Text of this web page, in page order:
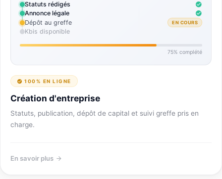
Statuts rédigés
Annonce légale
Dépôt au greffe
EN COURS
Kbis disponible
75% complété
100% EN LIGNE
Création d'entreprise
Statuts, publication, dépôt de capital et suivi greffe pris en
charge.
En savoir plus